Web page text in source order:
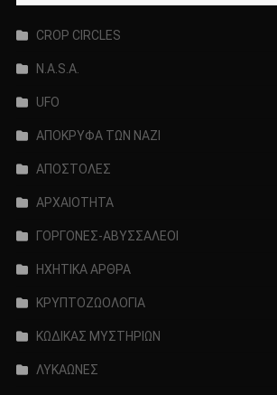
CROP CIRCLES
N.A.S.A.
UFO
ΑΠΟΚΡΥΦΑ ΤΩΝ ΝΑΖΙ
ΑΠΟΣΤΟΛΕΣ
ΑΡΧΑΙΟΤΗΤΑ
ΓΟΡΓΟΝΕΣ-ΑΒΥΣΣΑΛΕΟΙ
ΗΧΗΤΙΚΑ ΑΡΘΡΑ
ΚΡΥΠΤΟΖΩΟΛΟΓΙΑ
ΚΩΔΙΚΑΣ ΜΥΣΤΗΡΙΩΝ
ΛΥΚΑΩΝΕΣ